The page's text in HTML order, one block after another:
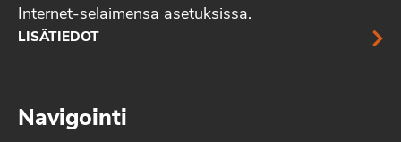
Internet-selaimensa asetuksissa.
LISÄTIEDOT
Navigointi